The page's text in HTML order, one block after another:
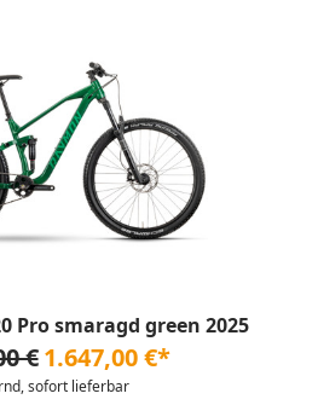
Pro smaragd green 2025
€ 1.647,00 €*
sofort lieferbar